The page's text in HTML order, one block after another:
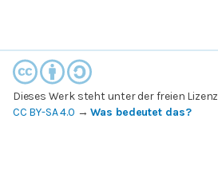
Dieses Werk steht unter der freien Lizenz
CC BY-SA 4.0 →Was bedeutet das?